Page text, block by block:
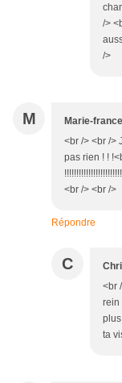
/>
/>
M Marie-france
<br /> <br />
pas rien ! !
<br /> <br />
Répondre
C
<br
rein
ta